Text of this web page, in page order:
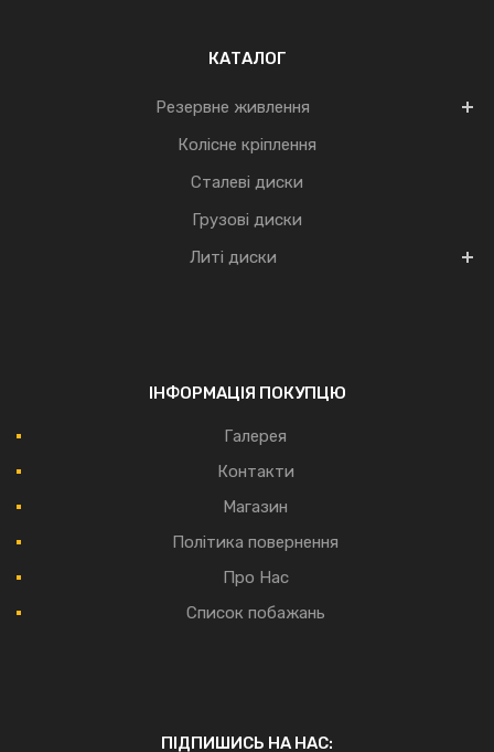
КАТАЛОГ
Резервне живлення
Колісне кріплення
Сталеві диски
Грузові диски
Литі диски
ІНФОРМАЦІЯ ПОКУПЦЮ
Галерея
Контакти
Магазин
Політика повернення
Про Нас
Список побажань
ПІДПИШИСЬ НА НАС: